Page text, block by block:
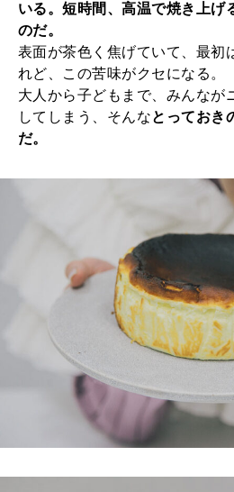
いる。短時間、高温で焼き上げ
のだ。
表面が茶色く焦げていて、最初
れど、この苦味がクセになる。
大人から子どもまで、みんなが
してしまう、そんなとっておき
だ。